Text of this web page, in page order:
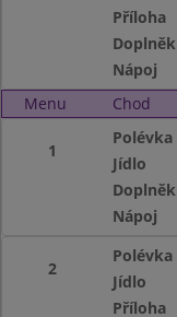
Příloha
Doplněk
Nápoj
Menu
Chod
1
Polévka
Jídlo
Doplněk
Nápoj
2
Polévka
Jídlo
Příloha